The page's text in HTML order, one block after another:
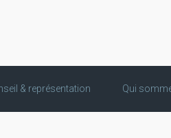
& représentation Qui